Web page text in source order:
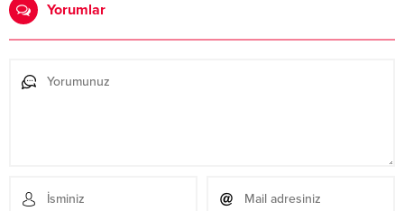
Yorumlar